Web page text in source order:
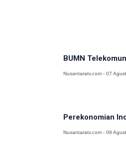
BUMN
Nusantaratv.com - 07
Perekonomian
Nusantaratv.com - 08